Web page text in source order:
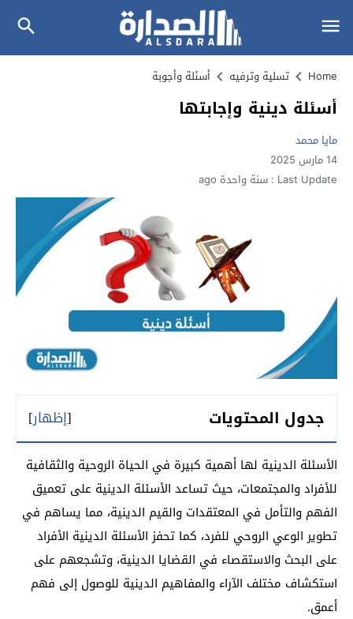
Home تسلية وترفيه أسئلة وأجوبة
أسئلة دينية وإجابتها
مايا محمد
14 مارس 2025
Last Update : سنة واحدة ago
جدول المحتويات [إظهار]
الأسئلة الدينية لها أهمية كبيرة في الحياة الروحية والثقافية
للأفراد والمجتمعات، حيث تساعد الأسئلة الدينية على تعميق
الفهم والتأمل في المعتقدات والقيم الدينية، مما يساهم في
تطوير الوعي الروحي للفرد، كما تحفز الأسئلة الدينية الأفراد
على البحث والاستقصاء في القضايا الدينية، وتشجعهم على
استكشاف مختلف الآراء والمفاهيم الدينية للوصول إلى فهم
أعمق.